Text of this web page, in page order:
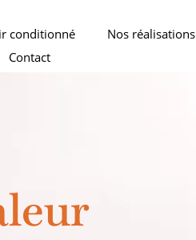
conditionné Nos réalisations
Contact